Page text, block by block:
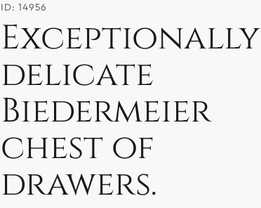
ID: 14956
Exceptionally
delicate
Biedermeier
chest of
drawers.